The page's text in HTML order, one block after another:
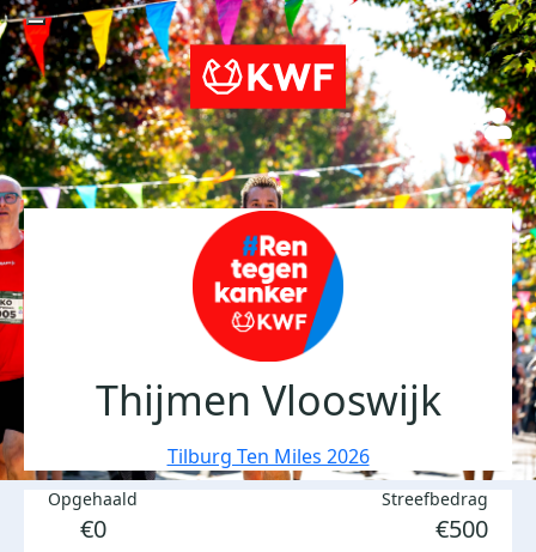
Thijmen Vlooswijk
Tilburg Ten Miles 2026
Opgehaald
€0
Streefbedrag
€500